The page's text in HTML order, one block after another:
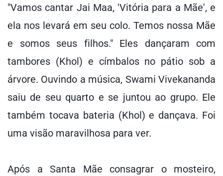
"Vamos cantar Jai Maa, 'Vitória para a Mãe', e
ela nos levará em seu colo. Temos nossa Mãe
e somos seus filhos." Eles dançaram com
tambores (Khol) e címbalos no pátio sob a
árvore. Ouvindo a música, Swami Vivekananda
saiu de seu quarto e se juntou ao grupo. Ele
também tocava bateria (Khol) e dançava. Foi
uma visão maravilhosa para ver.
Após a Santa Mãe consagrar o mosteiro,